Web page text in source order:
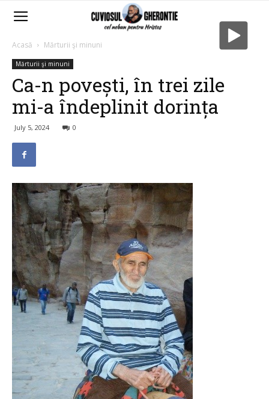
Acasă Mărturii şi minuni
Mărturii şi minuni
Ca-n povești, în trei zile
mi-a îndeplinit dorința
July 5, 2024 0